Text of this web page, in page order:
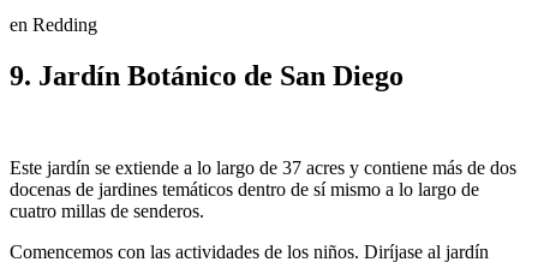
en Redding
9. Jardín Botánico de San Diego
Este jardín se extiende a lo largo de 37 acres y contiene más de dos
docenas de jardines temáticos dentro de sí mismo a lo largo de
cuatro millas de senderos.
Comencemos con las actividades de los niños. Diríjase al jardín